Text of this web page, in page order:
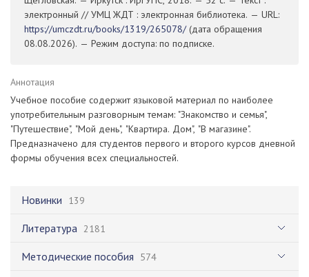
Новинки 139
Литература 2181
Методические пособия 574
электронный // УМЦ ЖДТ : электронная библиотека. — URL:
https://umczdt.ru/books/1319/265078/(дата обращения
08.08.2026). — Режим доступа: по подписке.
Аннотация
Учебное пособие содержит языковой материал по наиболее
употребительным разговорным темам: "Знакомство и семья",
"Путешествие", "Мой день", "Квартира. Дом", "В магазине".
Предназначено для студентов первого и второго курсов дневной
формы обучения всех специальностей.